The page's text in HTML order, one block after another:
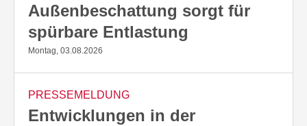
Außenbeschattung sorgt für
spürbare Entlastung
Montag, 03.08.2026
PRESSEMELDUNG
Entwicklungen in der